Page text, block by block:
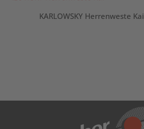
KARLOWSKY Herrenweste Kai